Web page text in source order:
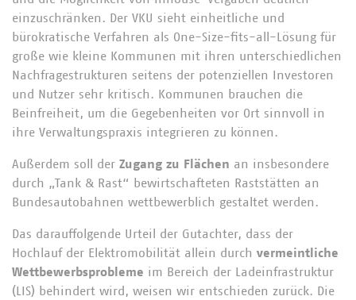
einzuschränken. Der VKU sieht einheitliche und
bürokratische Verfahren als One-Size-fits-all-Lösung für
große wie kleine Kommunen mit ihren unterschiedlichen
Nachfragestrukturen seitens der potenziellen Investoren
und Nutzer sehr kritisch. Kommunen brauchen die
Beinfreiheit, um die Gegebenheiten vor Ort sinnvoll in
ihre Verwaltungspraxis integrieren zu können.
Außerdem soll der Zugang zu Flächen an insbesondere
durch „Tank & Rast“ bewirtschafteten Raststätten an
Bundesautobahnen wettbewerblich gestaltet werden.
Das darauffolgende Urteil der Gutachter, dass der
Hochlauf der Elektromobilität allein durch vermeintliche
Wettbewerbsprobleme im Bereich der Ladeinfrastruktur
(LIS) behindert wird, weisen wir entschieden zurück. Die